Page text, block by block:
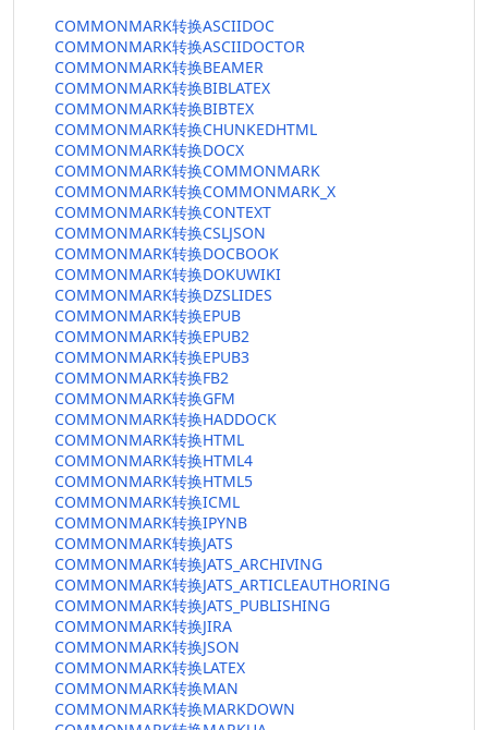
COMMONMARK转换ASCIIDOC
COMMONMARK转换ASCIIDOCTOR
COMMONMARK转换BEAMER
COMMONMARK转换BIBLATEX
COMMONMARK转换BIBTEX
COMMONMARK转换CHUNKEDHTML
COMMONMARK转换DOCX
COMMONMARK转换COMMONMARK
COMMONMARK转换COMMONMARK_X
COMMONMARK转换CONTEXT
COMMONMARK转换CSLJSON
COMMONMARK转换DOCBOOK
COMMONMARK转换DOKUWIKI
COMMONMARK转换DZSLIDES
COMMONMARK转换EPUB
COMMONMARK转换EPUB2
COMMONMARK转换EPUB3
COMMONMARK转换FB2
COMMONMARK转换GFM
COMMONMARK转换HADDOCK
COMMONMARK转换HTML
COMMONMARK转换HTML4
COMMONMARK转换HTML5
COMMONMARK转换ICML
COMMONMARK转换IPYNB
COMMONMARK转换JATS
COMMONMARK转换JATS_ARCHIVING
COMMONMARK转换JATS_ARTICLEAUTHORING
COMMONMARK转换JATS_PUBLISHING
COMMONMARK转换JIRA
COMMONMARK转换JSON
COMMONMARK转换LATEX
COMMONMARK转换MAN
COMMONMARK转换MARKDOWN